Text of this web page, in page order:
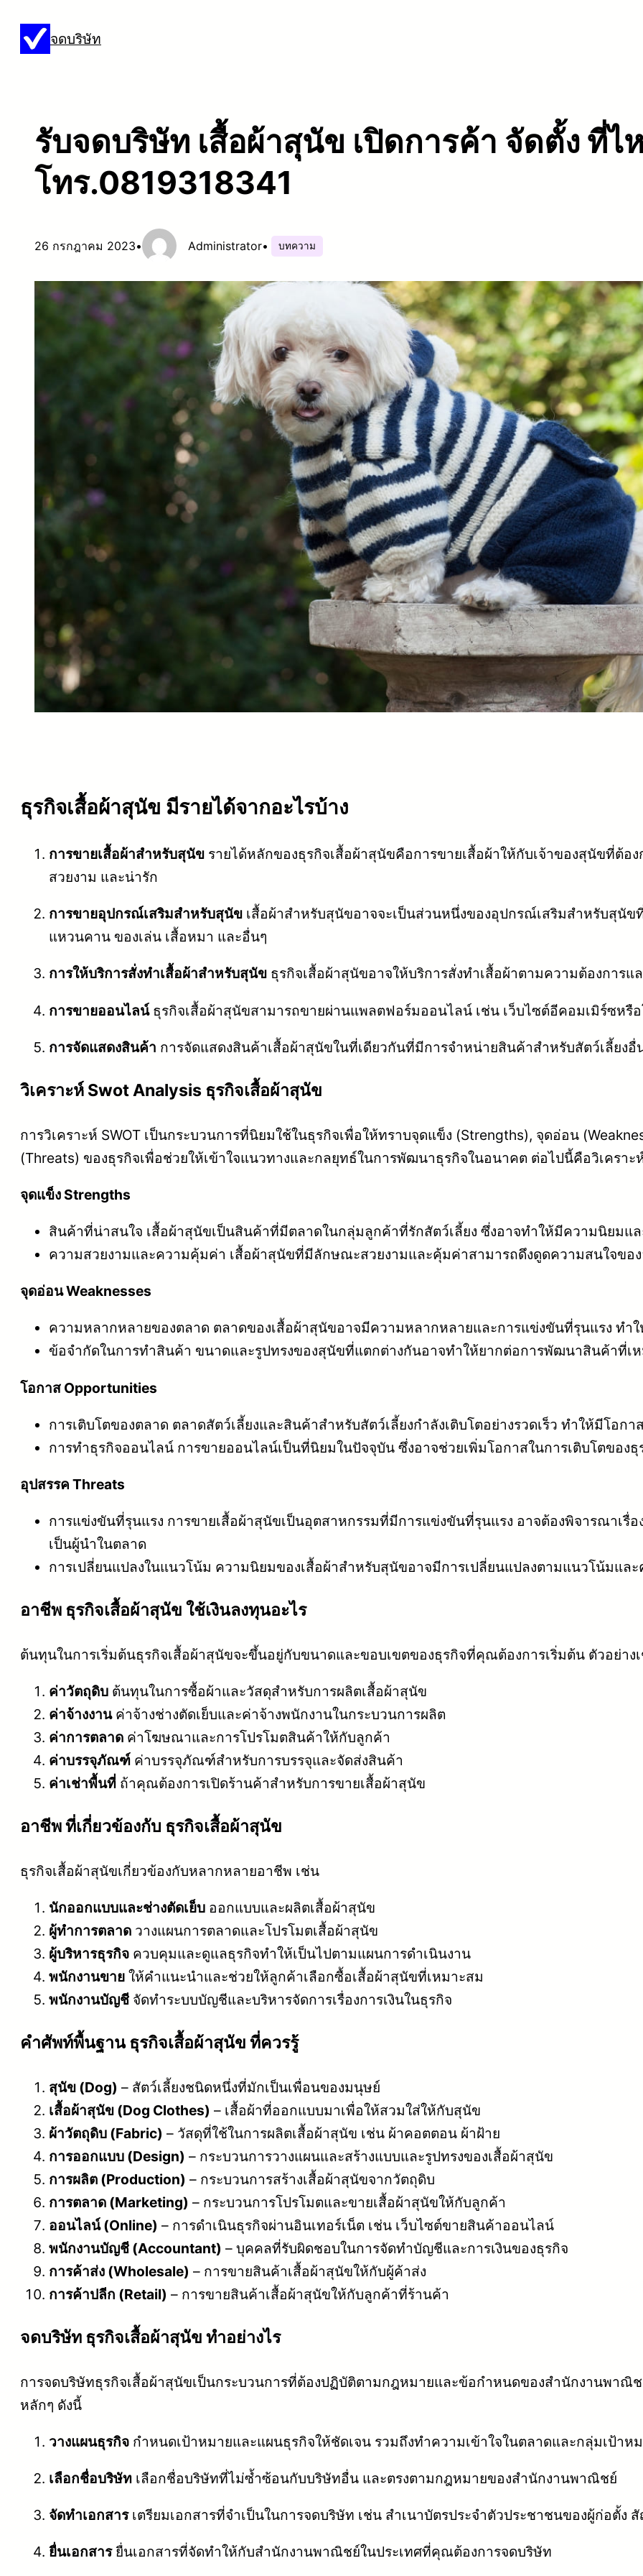
จดบริษัท
รับจดบริษัท เสื้อผ้าสุนัข เปิดการค้า จัดตั้ง ที่ไ
โทร.0819318341
26 กรกฎาคม 2023• Administrator• บทความ
ธุรกิจเสื้อผ้าสุนัข มีรายได้จากอะไรบ้าง
การขายเสื้อผ้าสำหรับสุนัข รายได้หลักของธุรกิจเสื้อผ้าสุนัขคือการขายเสื้อผ้าให้กับเจ้าของสุนัขที่ต้
สวยงาม และน่ารัก
การขายอุปกรณ์เสริมสำหรับสุนัข เสื้อผ้าสำหรับสุนัขอาจจะเป็นส่วนหนึ่งของอุปกรณ์เสริมสำหรับสุนัข
แหวนคาน ของเล่น เสื้อหมา และอื่นๆ
การให้บริการสั่งทำเสื้อผ้าสำหรับสุนัข ธุรกิจเสื้อผ้าสุนัขอาจให้บริการสั่งทำเสื้อผ้าตามความต้องการ
การขายออนไลน์ธุรกิจเสื้อผ้าสุนัขสามารถขายผ่านแพลตฟอร์มออนไลน์ เช่น เว็บไซต์อีคอมเมิร์ซหรือ
การจัดแสดงสินค้า การจัดแสดงสินค้าเสื้อผ้าสุนัขในที่เดียวกันที่มีการจำหน่ายสินค้าสำหรับสัตว์เลี้ยง
วิเคราะห์ Swot Analysis ธุรกิจเสื้อผ้าสุนัข
การวิเคราะห์ SWOT เป็นกระบวนการที่นิยมใช้ในธุรกิจเพื่อให้ทราบจุดแข็ง (Strengths), จุดอ่อน
(Threats) ของธุรกิจเพื่อช่วยให้เข้าใจแนวทางและกลยุทธ์ในการพัฒนาธุรกิจในอนาคต ต่อไปนี้คือวิเครา
จุดแข็ง Strengths
สินค้าที่น่าสนใจ เสื้อผ้าสุนัขเป็นสินค้าที่มีตลาดในกลุ่มลูกค้าที่รักสัตว์เลี้ยง ซึ่งอาจทำให้มีความนิยมแ
ความสวยงามและความคุ้มค่า เสื้อผ้าสุนัขที่มีลักษณะสวยงามและคุ้มค่าสามารถดึงดูดความสนใจขอ
จุดอ่อน Weaknesses
ความหลากหลายของตลาด ตลาดของเสื้อผ้าสุนัขอาจมีความหลากหลายและการแข่งขันที่รุนแรง ทำ
ข้อจำกัดในการทำสินค้า ขนาดและรูปทรงของสุนัขที่แตกต่างกันอาจทำให้ยากต่อการพัฒนาสินค้าที่เ
โอกาส Opportunities
การเติบโตของตลาด ตลาดสัตว์เลี้ยงและสินค้าสำหรับสัตว์เลี้ยงกำลังเติบโตอย่างรวดเร็ว ทำให้มีโอก
การทำธุรกิจออนไลน์ การขายออนไลน์เป็นที่นิยมในปัจจุบัน ซึ่งอาจช่วยเพิ่มโอกาสในการเติบโตของธุ
อุปสรรค Threats
การแข่งขันที่รุนแรง การขายเสื้อผ้าสุนัขเป็นอุตสาหกรรมที่มีการแข่งขันที่รุนแรง อาจต้องพิจารณาเรื่
เป็นผู้นำในตลาด
การเปลี่ยนแปลงในแนวโน้ม ความนิยมของเสื้อผ้าสำหรับสุนัขอาจมีการเปลี่ยนแปลงตามแนวโน้มแล
อาชีพ ธุรกิจเสื้อผ้าสุนัข ใช้เงินลงทุนอะไร
ต้นทุนในการเริ่มต้นธุรกิจเสื้อผ้าสุนัขจะขึ้นอยู่กับขนาดและขอบเขตของธุรกิจที่คุณต้องการเริ่มต้น ตัวอย่าง
ค่าวัตถุดิบ ต้นทุนในการซื้อผ้าและวัสดุสำหรับการผลิตเสื้อผ้าสุนัข
ค่าจ้างงานค่าจ้างช่างตัดเย็บและค่าจ้างพนักงานในกระบวนการผลิต
ค่าการตลาด ค่าโฆษณาและการโปรโมตสินค้าให้กับลูกค้า
ค่าบรรจุภัณฑ์ ค่าบรรจุภัณฑ์สำหรับการบรรจุและจัดส่งสินค้า
ค่าเช่าพื้นที่ ถ้าคุณต้องการเปิดร้านค้าสำหรับการขายเสื้อผ้าสุนัข
อาชีพ ที่เกี่ยวข้องกับ ธุรกิจเสื้อผ้าสุนัข
ธุรกิจเสื้อผ้าสุนัขเกี่ยวข้องกับหลากหลายอาชีพ เช่น
นักออกแบบและช่างตัดเย็บ ออกแบบและผลิตเสื้อผ้าสุนัข
ผู้ทำการตลาด วางแผนการตลาดและโปรโมตเสื้อผ้าสุนัข
ผู้บริหารธุรกิจ ควบคุมและดูแลธุรกิจทำให้เป็นไปตามแผนการดำเนินงาน
พนักงานขาย ให้คำแนะนำและช่วยให้ลูกค้าเลือกซื้อเสื้อผ้าสุนัขที่เหมาะสม
พนักงานบัญชี จัดทำระบบบัญชีและบริหารจัดการเรื่องการเงินในธุรกิจ
คําศัพท์พื้นฐาน ธุรกิจเสื้อผ้าสุนัข ที่ควรรู้
สุนัข (Dog) – สัตว์เลี้ยงชนิดหนึ่งที่มักเป็นเพื่อนของมนุษย์
เสื้อผ้าสุนัข (Dog Clothes) – เสื้อผ้าที่ออกแบบมาเพื่อให้สวมใส่ให้กับสุนัข
ผ้าวัตถุดิบ (Fabric) – วัสดุที่ใช้ในการผลิตเสื้อผ้าสุนัข เช่น ผ้าคอตตอน ผ้าฝ้าย
การออกแบบ (Design) – กระบวนการวางแผนและสร้างแบบและรูปทรงของเสื้อผ้าสุนัข
การผลิต (Production) – กระบวนการสร้างเสื้อผ้าสุนัขจากวัตถุดิบ
การตลาด (Marketing) – กระบวนการโปรโมตและขายเสื้อผ้าสุนัขให้กับลูกค้า
ออนไลน์ (Online) – การดำเนินธุรกิจผ่านอินเทอร์เน็ต เช่น เว็บไซต์ขายสินค้าออนไลน์
พนักงานบัญชี (Accountant) – บุคคลที่รับผิดชอบในการจัดทำบัญชีและการเงินของธุรกิจ
การค้าส่ง (Wholesale) – การขายสินค้าเสื้อผ้าสุนัขให้กับผู้ค้าส่ง
การค้าปลีก (Retail) – การขายสินค้าเสื้อผ้าสุนัขให้กับลูกค้าที่ร้านค้า
จดบริษัท ธุรกิจเสื้อผ้าสุนัข ทำอย่างไร
การจดบริษัทธุรกิจเสื้อผ้าสุนัขเป็นกระบวนการที่ต้องปฏิบัติตามกฎหมายและข้อกำหนดของสำนักงานพา
หลักๆ ดังนี้
วางแผนธุรกิจ กำหนดเป้าหมายและแผนธุรกิจให้ชัดเจน รวมถึงทำความเข้าใจในตลาดและกลุ่มเป้าห
เลือกชื่อบริษัท เลือกชื่อบริษัทที่ไม่ซ้ำซ้อนกับบริษัทอื่น และตรงตามกฎหมายของสำนักงานพาณิชย์
จัดทำเอกสารเตรียมเอกสารที่จำเป็นในการจดบริษัท เช่น สำเนาบัตรประจำตัวประชาชนของผู้ก่อตั้ง
ยื่นเอกสารยื่นเอกสารที่จัดทำให้กับสำนักงานพาณิชย์ในประเทศที่คุณต้องการจดบริษัท